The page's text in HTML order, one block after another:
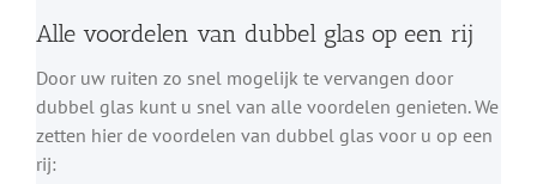
Alle voordelen van dubbel glas op een rij
Door uw ruiten zo snel mogelijk te vervangen door
dubbel glas kunt u snel van alle voordelen genieten. We
zetten hier de voordelen van dubbel glas voor u op een
rij: